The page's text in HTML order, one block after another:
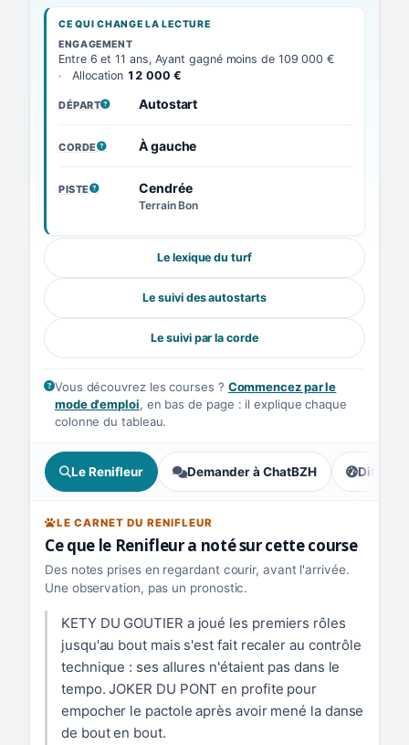
CE QUI CHANGE LA LECTURE
ENGAGEMENT
Entre 6 et 11 ans, Ayant gagné moins de 109 000 €
Allocation 12 000 €
DÉPART
, VOIR LA DÉFINITIONAutostart
CORDE
, VOIR LA DÉFINITION
À gauche
PISTE
, VOIR LA DÉFINITION
Cendrée
Terrain Bon
Le lexique du turf
Le suivi des autostarts
Le suivi par la corde
Vous découvrez les courses ? Commencez par le
mode d'emploi, en bas de page : il explique chaque
colonne du tableau.
Le Renifleur Demander à ChatBZH ,
LE CARNET DU RENIFLEUR
Ce que le Renifleur a noté sur cette course
Des notes prises en regardant courir, avant l'arrivée.
Une observation, pas un pronostic.
KETY DU GOUTIER a joué les premiers rôles
jusqu'au bout mais s'est fait recaler au contrôle
technique : ses allures n'étaient pas dans le
tempo. JOKER DU PONT en profite pour
empocher le pactole après avoir mené la danse
de bout en bout.